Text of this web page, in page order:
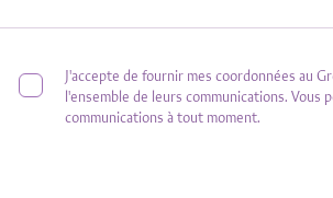
J'accepte de fournir mes coordonnées au
l'ensemble de leurs communications. Vous
communications à tout moment.